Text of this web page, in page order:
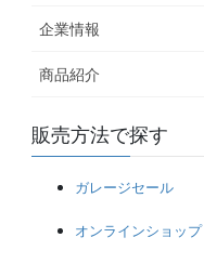
企業情報
商品紹介
販売方法で探す
ガレージセール
オンラインショップ